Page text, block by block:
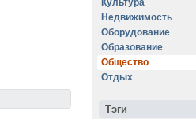
Культура
Недвижимость
Оборудование
Образование
Общество
Отдых
Тэги